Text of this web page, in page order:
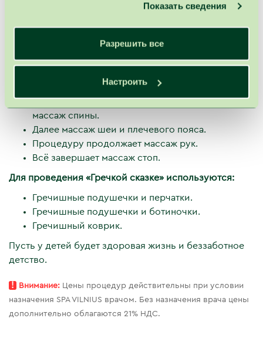
Показать сведения
Разрешить все
Настроить
Улучшает дыхание и кровоток.
Укрепляет и повышает иммунитет.
В первую очередь проводится расслабляющий
массаж спины.
Далее массаж шеи и плечевого пояса.
Процедуру продолжает массаж рук.
Всё завершает массаж стоп.
Для проведения «Гречкой сказкe» используются:
Гречишные подушечки и перчатки.
Гречишные подушечки и ботиночки.
Гречишный коврик.
Пусть у детей будет здоровая жизнь и беззаботное
детство.
! Внимание: Цены процедур действительны при условии
назначения SPA VILNIUS врачом. Без назначения врача цены
дополнительно облагаются 21% НДС.